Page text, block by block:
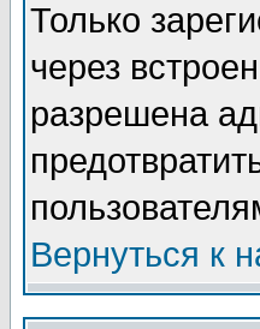
Только
через
разрешена
Вернуться к